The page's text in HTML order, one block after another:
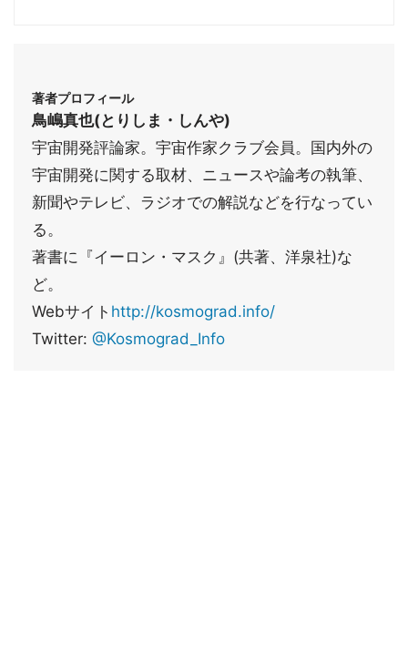
著者プロフィール
鳥嶋真也(とりしま・しんや)
宇宙開発評論家。宇宙作家クラブ会員。国内外の
宇宙開発に関する取材、ニュースや論考の執筆、
新聞やテレビ、ラジオでの解説などを行なってい
る。
著書に『イーロン・マスク』(共著、洋泉社)な
ど。
Webサイト http://kosmograd.info/
Twitter: @Kosmograd_Info